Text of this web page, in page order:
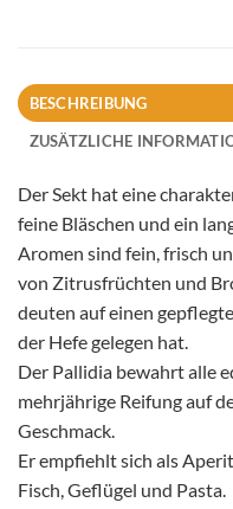
BESCHREIBUNG
ZUSÄTZLICHE
Der Sekt hat eine
feine Bläschen und ein
Aromen sind fein, frisch
von Zitrusfrüchten und
deuten auf einen
der Hefe gelegen hat.
Der Pallidia bewahrt alle
mehrjährige Reifung auf
Geschmack.
Er empfiehlt sich als
Fisch, Geflügel und Pasta.